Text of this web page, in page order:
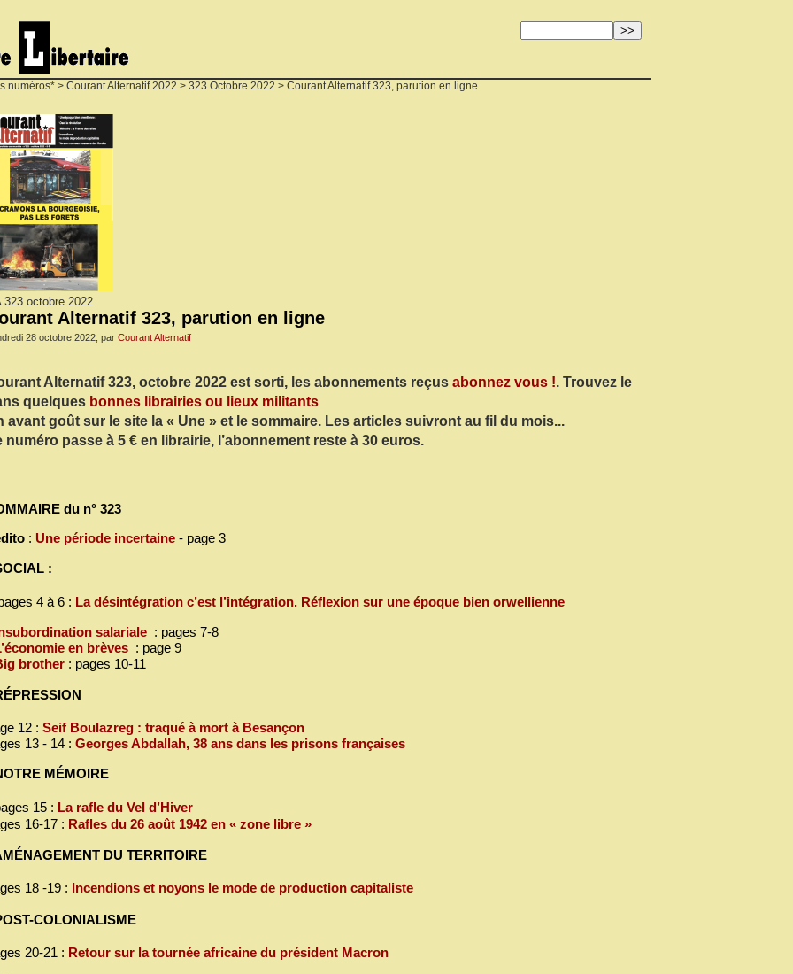
numéros* > Courant Alternatif 2022 > 323 Octobre 2022 > Courant Alternatif 323, parution en ligne
323 octobre 2022
Alternatif 323, parution en ligne
28 octobre 2022, par Courant Alternatif
Alternatif 323, octobre 2022 est sorti, les abonnements reçus abonnez vous !. Trouvez le
quelques bonnes librairies ou lieux militants
avant goût sur le site la « Une » et le sommaire. Les articles suivront au fil du mois...
numéro passe à 5 € en librairie, l’abonnement reste à 30 euros.
du n° 323
: Une période incertaine - page 3
:
4 à 6 : La désintégration c’est l’intégration. Réflexion sur une époque bien orwellienne
salariale : pages 7-8
en brèves : page 9
brother : pages 10-11
12 : Seif Boulazreg : traqué à mort à Besançon
13 - 14 : Georges Abdallah, 38 ans dans les prisons françaises
MÉMOIRE
15 : La rafle du Vel d’Hiver
16-17 : Rafles du 26 août 1942 en « zone libre »
DU TERRITOIRE
18 -19 : Incendions et noyons le mode de production capitaliste
COLONIALISME
20-21 : Retour sur la tournée africaine du président Macron